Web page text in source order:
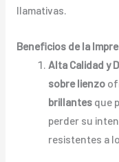
llamativas.
Beneficios de la
Alta Calidad y
sobre lienzo
brillantes que
perder su
resistentes a